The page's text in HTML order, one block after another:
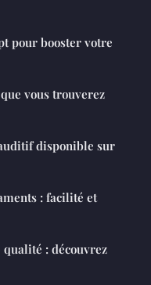
pour booster votre
vous trouverez
disponible sur
: facilité et
: découvrez